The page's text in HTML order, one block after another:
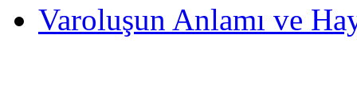
Varoluşun Anlamı ve